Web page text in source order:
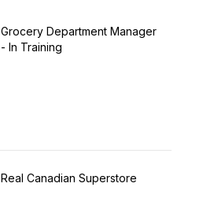
Grocery Department Manager
- In Training
Real Canadian Superstore